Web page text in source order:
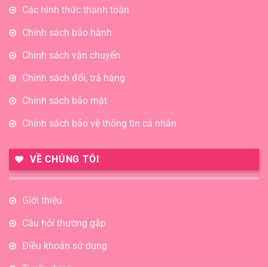
Các hình thức thanh toán
Chính sách bảo hành
Chính sách vận chuyển
Chính sách đổi, trả hàng
Chính sách bảo mật
Chính sách bảo vệ thông tin cá nhân
VỀ CHÚNG TÔI
Giới thiệu
Câu hỏi thường gặp
Điều khoản sử dụng